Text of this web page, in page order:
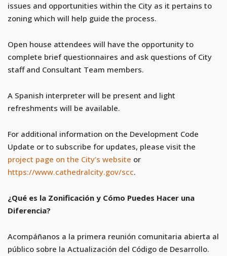
issues and opportunities within the City as it pertains to
zoning which will help guide the process.
Open house attendees will have the opportunity to
complete brief questionnaires and ask questions of City
staff and Consultant Team members.
A Spanish interpreter will be present and light
refreshments will be available.
For additional information on the Development Code
Update or to subscribe for updates, please visit the
project page on the City’s website or
https://www.cathedralcity.gov/scc.
¿Qué es la Zonificación y Cómo Puedes Hacer una
Diferencia?
Acompáñanos a la primera reunión comunitaria abierta al
público sobre la Actualización del Código de Desarrollo.